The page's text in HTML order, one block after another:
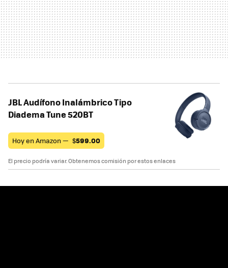
JBL Audífono Inalámbrico Tipo
Diadema Tune 520BT
Hoy en Amazon — $599.00
El precio podría variar. Obtenemos comisión por estos enlaces